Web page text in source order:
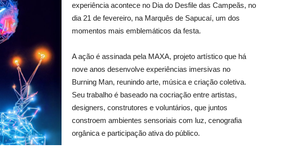
experiência acontece no Dia do Desfile das Campeãs, no
dia 21 de fevereiro, na Marquês de Sapucaí, um dos
momentos mais emblemáticos da festa.
A ação é assinada pela MAXA, projeto artístico que há
nove anos desenvolve experiências imersivas no
Burning Man, reunindo arte, música e criação coletiva.
Seu trabalho é baseado na cocriação entre artistas,
designers, construtores e voluntários, que juntos
constroem ambientes sensoriais com luz, cenografia
orgânica e participação ativa do público.